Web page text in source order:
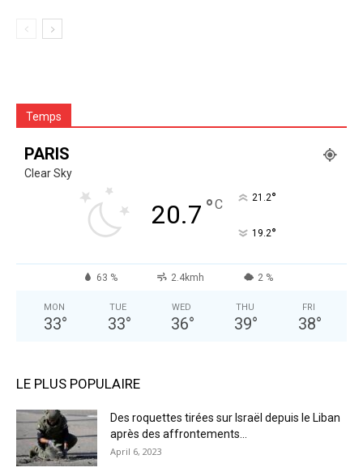
Temps
PARIS
Clear Sky
20.7 °C 21.2°
19.2°
63 % 2.4kmh 2 %
MON
33°
TUE
33°
WED
36°
THU
39°
FRI
38°
LE PLUS POPULAIRE
Des roquettes tirées sur Israël depuis le Liban
après des affrontements...
April 6, 2023